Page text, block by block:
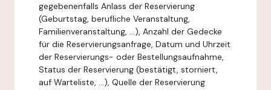
gegebenenfalls Anlass der Reservierung
(Geburtstag, berufliche Veranstaltung,
Familienveranstaltung, ...), Anzahl der Gedecke
für die Reservierungsanfrage, Datum und Uhrzeit
der Reservierungs- oder Bestellungsaufnahme,
Status der Reservierung (bestätigt, storniert,
auf Warteliste, ...), Quelle der Reservierung